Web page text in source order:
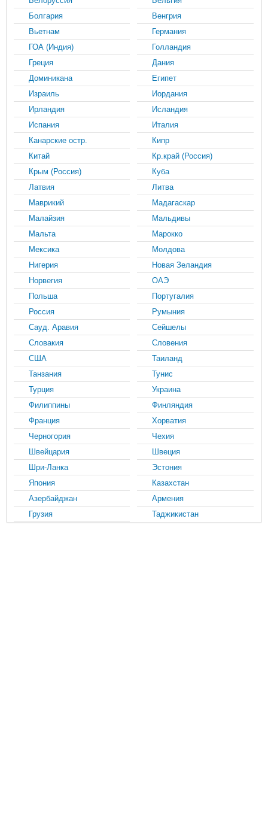
Болгария
Венгрия
Вьетнам
Германия
ГОА (Индия)
Голландия
Греция
Дания
Доминикана
Египет
Израиль
Иордания
Ирландия
Исландия
Испания
Италия
Канарские остр.
Кипр
Китай
Кр.край (Россия)
Крым (Россия)
Куба
Латвия
Литва
Маврикий
Мадагаскар
Малайзия
Мальдивы
Мальта
Марокко
Мексика
Молдова
Нигерия
Новая Зеландия
Норвегия
ОАЭ
Польша
Португалия
Россия
Румыния
Сауд. Аравия
Сейшелы
Словакия
Словения
США
Таиланд
Танзания
Тунис
Турция
Украина
Филиппины
Финляндия
Франция
Хорватия
Черногория
Чехия
Швейцария
Швеция
Шри-Ланка
Эстония
Япония
Казахстан
Азербайджан
Армения
Грузия
Таджикистан